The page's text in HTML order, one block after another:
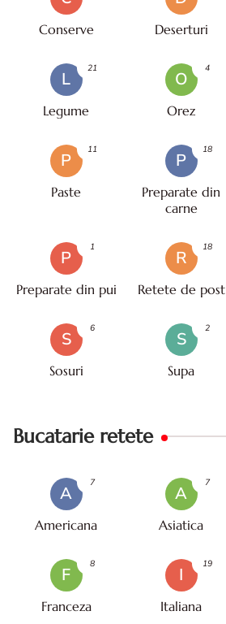
Conserve Deserturi
L
Legume
21
O
Orez
4
P
Paste
11
P
Preparate din
carne
18
P
Preparate din pui
1
R
Retete de post
18
S
Sosuri
6
S
Supa
2
Bucatarie retete
A
Americana
7
A
Asiatica
7
F
Franceza
8
I
Italiana
19